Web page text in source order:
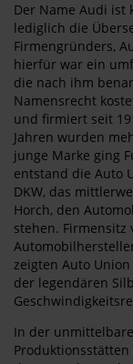
Der Name Audi ist
lediglich die
Firmengründers,
hierfür war ein
die nach ihm
Namensrecht
und firmiert seit
Jahren wurden
junge Marke ging
entstand die Auto
DKW, das
Horch, den
stehen. Firmensitz
zeigten Auto
der legendären
In der